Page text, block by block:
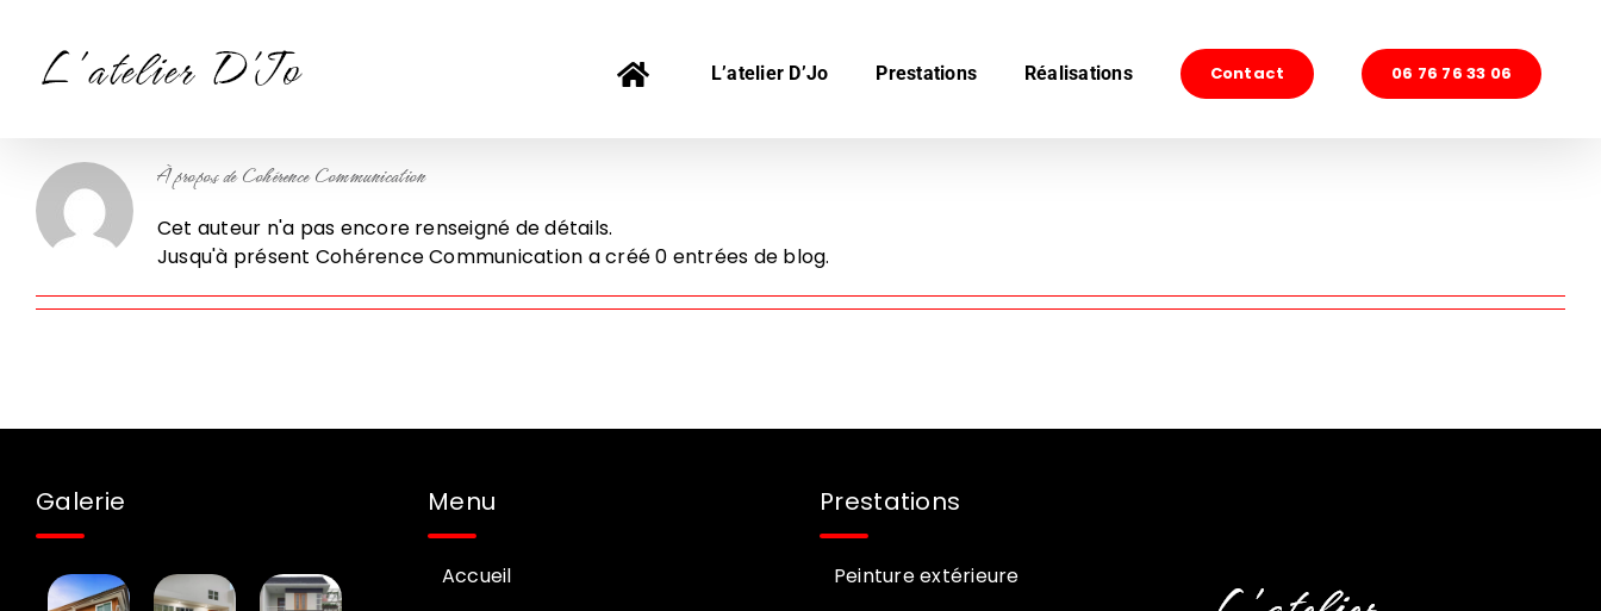
contenu
L’atelier D’Jo Prestations Réalisations Contact 06 76 76 33 06
À propos deCohérence Communication
Cet auteur n'a pas encore renseigné de détails.
Jusqu'à présent Cohérence Communication a créé 0 entrées de blog.
Galerie Menu
Accueil
Prestations
Peinture extérieure